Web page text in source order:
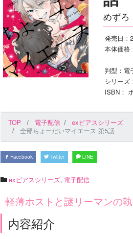
めずろ
発売日：
本体価格
判型：電
シリーズ
ISBN：
TOP 電子配信
exピアスシリーズ
全部ちょーだいマイエース 第5話
Facebook Twitter LINE
exピアスシリーズ, 電子配信
軽薄ホストと謎リーマンの
内容紹介